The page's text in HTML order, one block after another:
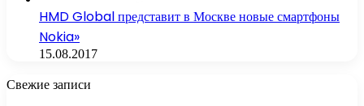
HMD Global представит в Москве новые смартфоны
Nokia»
15.08.2017
Свежие записи